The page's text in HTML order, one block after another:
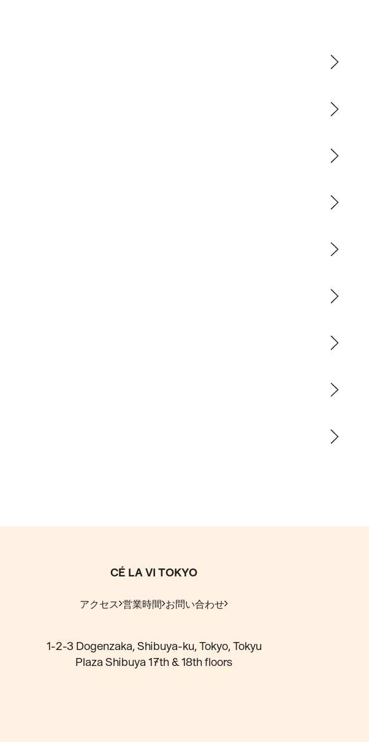
CÉ LA VI TOKYO
アクセス 営業時間 お問い合わせ
1-2-3 Dogenzaka, Shibuya-ku, Tokyo, Tokyu
Plaza Shibuya 17th & 18th floors